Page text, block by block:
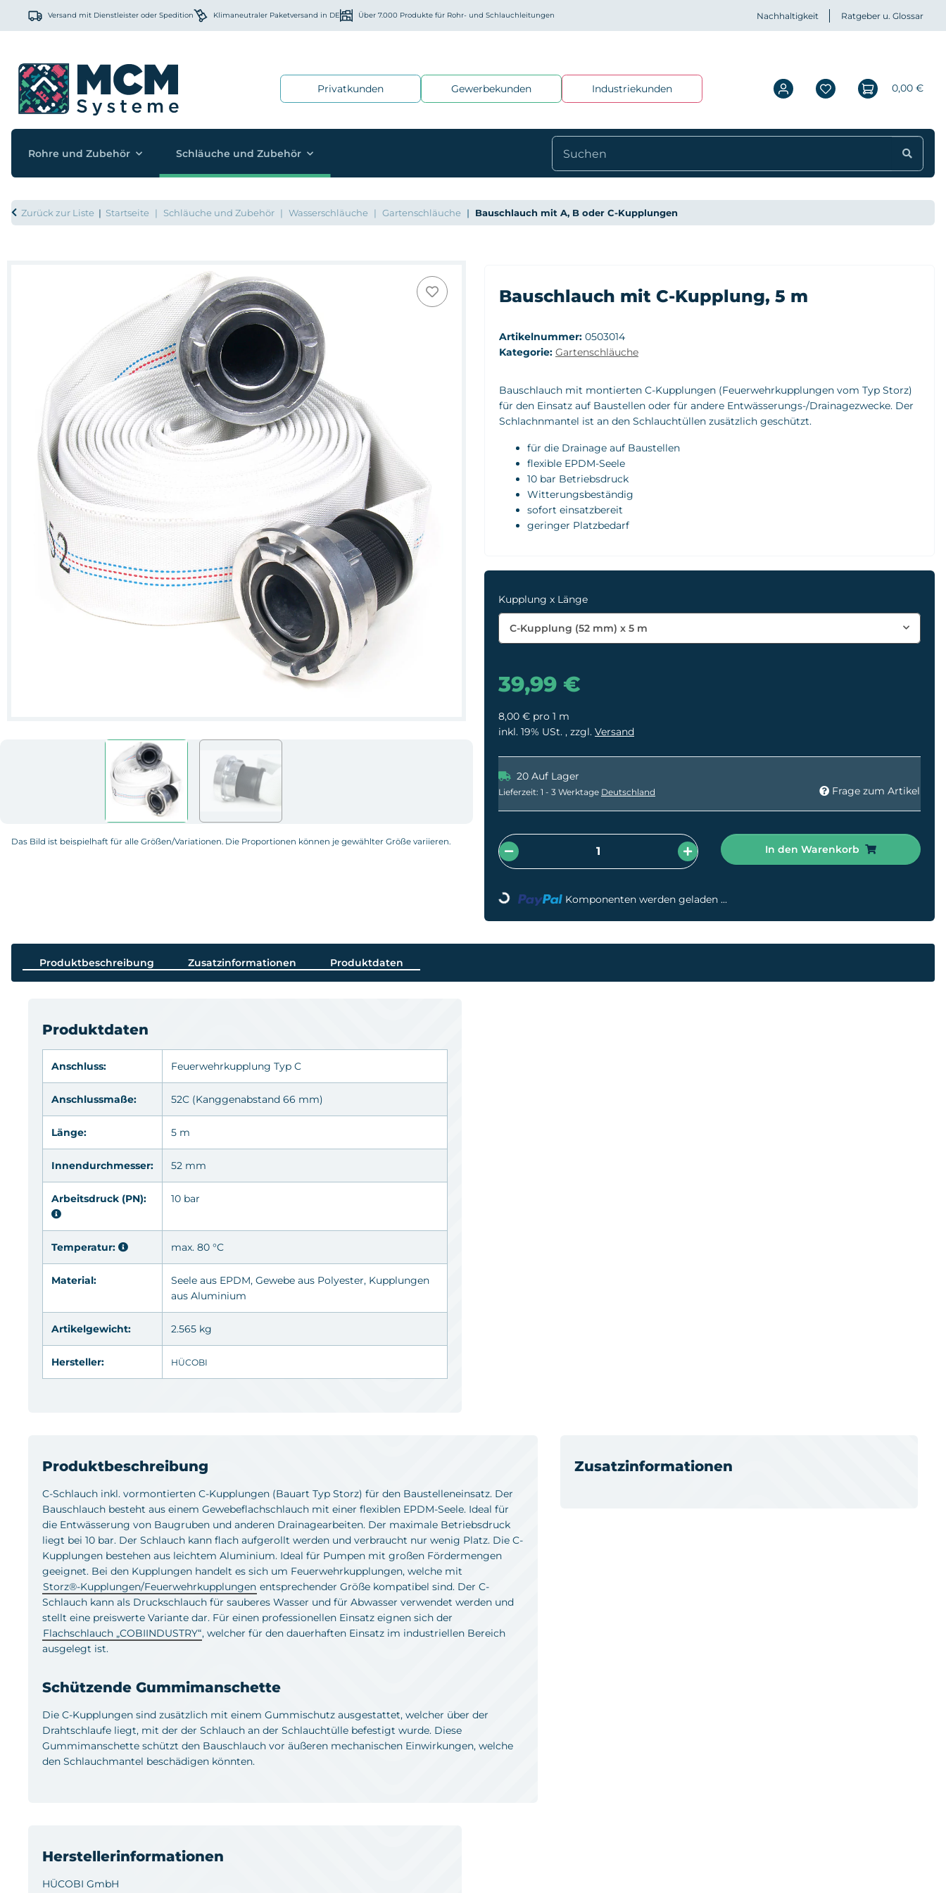
Versand mit Dienstleister oder Spedition Klimaneutraler Paketversand in DE Über 7.000 Produkte für Rohr- und Schlauchleitungen Nachhaltigkeit Ratgeber u. Glossar
Privatkunden Gewerbekunden Industriekunden 0,00 €
Rohre und Zubehör Schläuche und Zubehör
Zurück zur Liste Startseite Schläuche und Zubehör Wasserschläuche Gartenschläuche Bauschlauch mit A, B oder C-Kupplungen
Das Bild ist beispielhaft für alle Größen/Variationen. Die Proportionen können je gewählter Größe variieren.
Bauschlauch mit C-Kupplung, 5 m
Artikelnummer: 0503014
Kategorie: Gartenschläuche
Bauschlauch mit montierten C-Kupplungen (Feuerwehrkupplungen vom Typ Storz)
für den Einsatz auf Baustellen oder für andere Entwässerungs-/Drainagezwecke. Der
Schlachnmantel ist an den Schlauchtüllen zusätzlich geschützt.
für die Drainage auf Baustellen
flexible EPDM-Seele
10 bar Betriebsdruck
Witterungsbeständig
sofort einsatzbereit
geringer Platzbedarf
Kupplung x Länge
C-Kupplung (52 mm) x 5 m
39,99 €
8,00 € pro 1 m
inkl. 19% USt. , zzgl. Versand
20 Auf Lager
Lieferzeit: 1 - 3 Werktage Deutschland Frage zum Artikel
In den Warenkorb
Loading... Komponenten werden geladen ...
Produktbeschreibung Zusatzinformationen Produktdaten
Produktbeschreibung
C-Schlauch inkl. vormontierten C-Kupplungen (Bauart Typ Storz) für den Baustelleneinsatz. Der
Bauschlauch besteht aus einem Gewebeflachschlauch mit einer flexiblen EPDM-Seele. Ideal für
die Entwässerung von Baugruben und anderen Drainagearbeiten. Der maximale Betriebsdruck
liegt bei 10 bar. Der Schlauch kann flach aufgerollt werden und verbraucht nur wenig Platz. Die C-
Kupplungen bestehen aus leichtem Aluminium. Ideal für Pumpen mit großen Fördermengen
geeignet. Bei den Kupplungen handelt es sich um Feuerwehrkupplungen, welche mit
Storz®-Kupplungen/Feuerwehrkupplungen entsprechender Größe kompatibel sind. Der C-
Schlauch kann als Druckschlauch für sauberes Wasser und für Abwasser verwendet werden und
stellt eine preiswerte Variante dar. Für einen professionellen Einsatz eignen sich der
Flachschlauch „COBIINDUSTRY“, welcher für den dauerhaften Einsatz im industriellen Bereich
ausgelegt ist.
Schützende Gummimanschette
Die C-Kupplungen sind zusätzlich mit einem Gummischutz ausgestattet, welcher über der
Drahtschlaufe liegt, mit der der Schlauch an der Schlauchtülle befestigt wurde. Diese
Gummimanschette schützt den Bauschlauch vor äußeren mechanischen Einwirkungen, welche
den Schlauchmantel beschädigen könnten.
Zusatzinformationen
Herstellerinformationen
HÜCOBI GmbH
Produktdaten
Anschluss: Feuerwehrkupplung Typ C
Anschlussmaße: 52C (Kanggenabstand 66 mm)
Länge: 5 m
Innendurchmesser: 52 mm
Arbeitsdruck (PN): 10 bar
Temperatur: max. 80 °C
Material: Seele aus EPDM, Gewebe aus Polyester, Kupplungen
aus Aluminium
Artikelgewicht: 2.565 kg
Hersteller: HÜCOBI